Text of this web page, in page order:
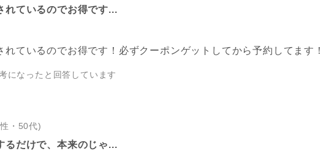
れているのでお得です...
れているのでお得です！必ずクーポンゲットしてから予約してます！
になったと回答しています
・50代)
るだけで、本来のじゃ...